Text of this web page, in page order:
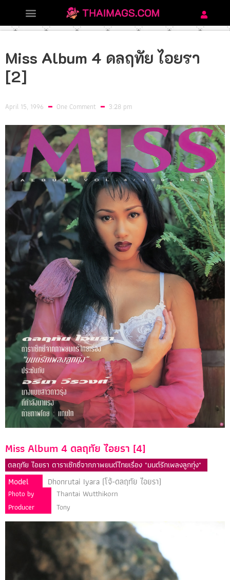
Miss Album 4 ดลฤทัย ไอยรา
[2]
April 15, 1996 One Comment 3:28 pm
Miss Album 4 ดลฤทัย ไอยรา [4]
ดลฤทัย ไอยรา ดาราเซ๊กซี่จากภาพยนต์ไทยเรื่อง "มนต์รักเพลงลูกทุ่ง"
Model Dhonrutai Iyara (โจ้-ดลฤทัย ไอยรา)
Photo by Thantai Wutthikorn
Producer Tony